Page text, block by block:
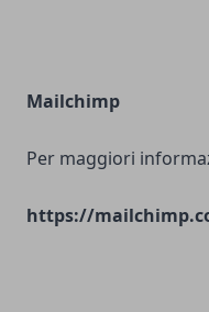
Mailchimp
Per maggiori
https://